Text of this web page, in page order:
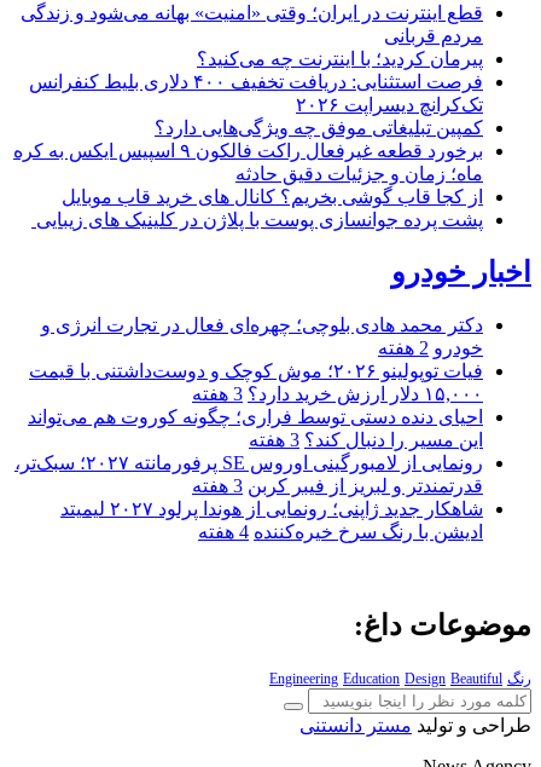
قطع اینترنت در ایران؛ وقتی «امنیت» بهانه می‌شود و زندگی
مردم قربانی
پیرمان کردید؛ با اینترنت چه می‌کنید؟
فرصت استثنایی: دریافت تخفیف ۴۰۰ دلاری بلیط کنفرانس
تک‌کرانچ دیسراپت ۲۰۲۶
کمپین تبلیغاتی موفق چه ویژگی‌هایی دارد؟
برخورد قطعه غیرفعال راکت فالکون ۹ اسپیس ایکس به کره
ماه؛ زمان و جزئیات دقیق حادثه
از کجا قاب گوشی بخریم؟ کانال های خرید قاب موبایل
پشت پرده جوانسازی پوست با پلاژن در کلینیک های زیبایی
اخبار خودرو
دکتر محمد هادی بلوچی؛ چهره‌ای فعال در تجارت انرژی و
خودرو 2 هفته
فیات توپولینو ۲۰۲۶؛ موش کوچک و دوست‌داشتنی با قیمت
۱۵,۰۰۰ دلار ارزش خرید دارد؟
3 هفته
احیای دنده دستی توسط فراری؛ چگونه کوروت هم می‌تواند
این مسیر را دنبال کند؟ 3 هفته
رونمایی از لامبورگینی اوروس SE پرفورمانته ۲۰۲۷؛ سبک‌تر،
قدرتمندتر و لبریز از فیبر کربن 3 هفته
شاهکار جدید ژاپنی؛ رونمایی از هوندا پرلود ۲۰۲۷ لیمیتد
ادیشن با رنگ سرخ خیره‌کننده 4 هفته
موضوعات داغ:
رنگ Engineering Education Design Beautiful
طراحی و تولید مستر دانستنی